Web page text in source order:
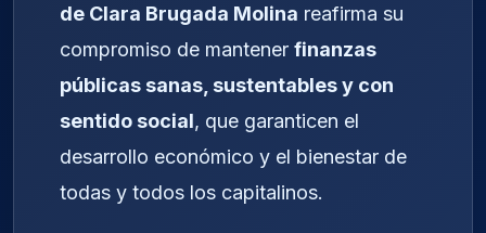
de Clara Brugada Molina reafirma su
compromiso de mantener finanzas
públicas sanas, sustentables y con
sentido social, que garanticen el
desarrollo económico y el bienestar de
todas y todos los capitalinos.